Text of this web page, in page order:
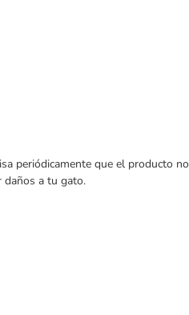
periódicamente que el producto no
daños a tu gato.